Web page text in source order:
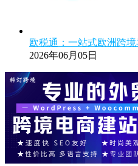
欧税通：一站式欧洲跨
2026年06月05日